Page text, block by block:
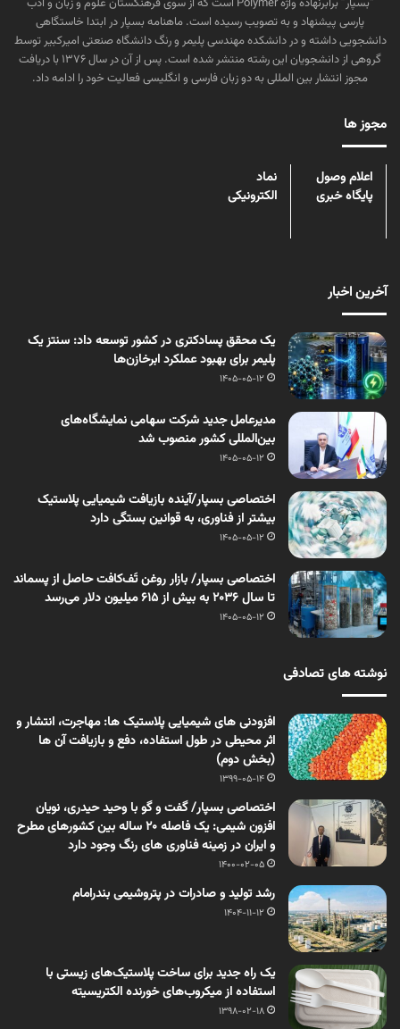
پارسی پیشنهاد و به تصویب رسیده است. ماهنامه بسپار در ابتدا خاستگاهی
دانشجویی داشته و در دانشکده مهندسی پلیمر و رنگ دانشگاه صنعتی امیرکبیر توسط
گروهی از دانشجویان این رشته منتشر شده است. پس از آن در سال ۱۳۷۶ با دریافت
مجوز انتشار بین المللی به دو زبان فارسی و انگلیسی فعالیت خود را ادامه داد.
مجوز ها
اعلام وصول
پایگاه خبری
نماد
الکترونیکی
آخرین اخبار
یک محقق پسادکتری در کشور توسعه داد: سنتز یک
پلیمر برای بهبود عملکرد ابرخازن‌ها
1405-05-12
مدیرعامل جدید شرکت سهامی نمایشگاه‌های
بین‌المللی کشور منصوب شد
1405-05-12
اختصاصی بسپار/آینده بازیافت شیمیایی پلاستیک
بیشتر از فناوری، به قوانین بستگی دارد
1405-05-12
اختصاصی بسپار/ بازار روغن تَف‌کافت حاصل از پسماند
تا سال ۲۰۳۶ به بیش از ۶۱۵ میلیون دلار می‌رسد
1405-05-12
نوشته های تصادفی
افزودنی های شیمیایی پلاستیک ها: مهاجرت، انتشار و
اثر محیطی در طول استفاده، دفع و بازیافت آن ها
(بخش دوم)
1399-05-14
اختصاصی بسپار/ گفت و گو با وحید حیدری، نویان
افزون شیمی: یک فاصله ۲۰ ساله بین کشورهای مطرح
و ایران در زمینه فناوری های رنگ وجود دارد
1400-02-05
رشد تولید و صادرات در پتروشیمی بندرامام
1404-11-12
یک راه جدید برای ساخت پلاستیک‌های زیستی با
استفاده از میکروب‌های خورنده الکتریسیته
1398-02-18